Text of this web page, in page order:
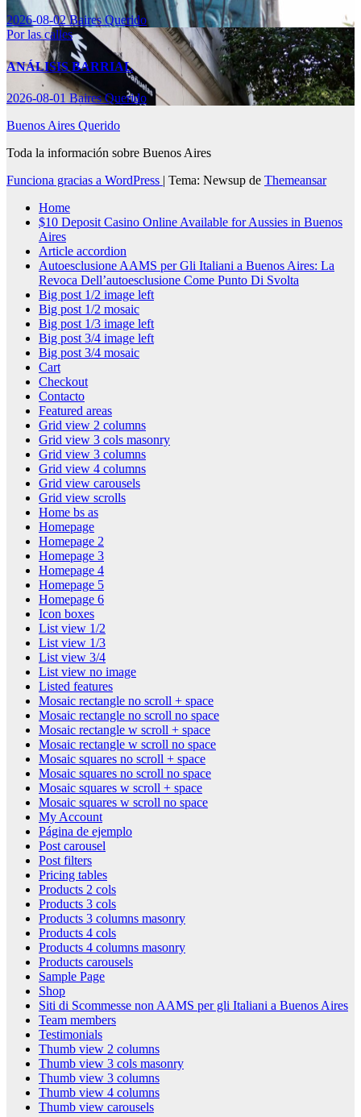
2026-08-02Baires Querido
Por las calles
ANÁLISIS BARRIAL
2026-08-01Baires Querido
Buenos Aires Querido
Toda la información sobre Buenos Aires
Funciona gracias a WordPress | Tema: Newsup de Themeansar
Home
$10 Deposit Casino Online Available for Aussies in Buenos
Aires
Article accordion
Autoesclusione AAMS per Gli Italiani a Buenos Aires: La
Revoca Dell’autoesclusione Come Punto Di Svolta
Big post 1/2 image left
Big post 1/2 mosaic
Big post 1/3 image left
Big post 3/4 image left
Big post 3/4 mosaic
Cart
Checkout
Contacto
Featured areas
Grid view 2 columns
Grid view 3 cols masonry
Grid view 3 columns
Grid view 4 columns
Grid view carousels
Grid view scrolls
Home bs as
Homepage
Homepage 2
Homepage 3
Homepage 4
Homepage 5
Homepage 6
Icon boxes
List view 1/2
List view 1/3
List view 3/4
List view no image
Listed features
Mosaic rectangle no scroll + space
Mosaic rectangle no scroll no space
Mosaic rectangle w scroll + space
Mosaic rectangle w scroll no space
Mosaic squares no scroll + space
Mosaic squares no scroll no space
Mosaic squares w scroll + space
Mosaic squares w scroll no space
My Account
Página de ejemplo
Post carousel
Post filters
Pricing tables
Products 2 cols
Products 3 cols
Products 3 columns masonry
Products 4 cols
Products 4 columns masonry
Products carousels
Sample Page
Shop
Siti di Scommesse non AAMS per gli Italiani a Buenos Aires
Team members
Testimonials
Thumb view 2 columns
Thumb view 3 cols masonry
Thumb view 3 columns
Thumb view 4 columns
Thumb view carousels